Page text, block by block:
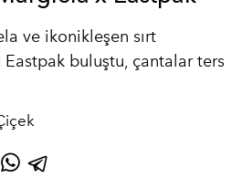
ve ikonikleşen sırt
Eastpak buluştu, çantalar ters